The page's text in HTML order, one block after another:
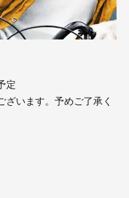
定
います。予めご了承く